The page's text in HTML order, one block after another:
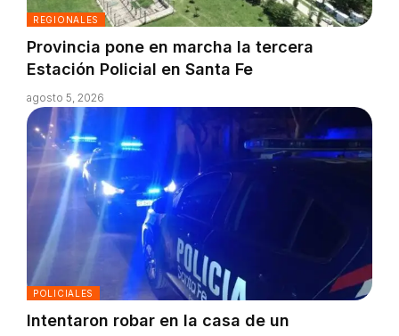
REGIONALES
Provincia pone en marcha la tercera
Estación Policial en Santa Fe
agosto 5, 2026
POLICIALES
Intentaron robar en la casa de un